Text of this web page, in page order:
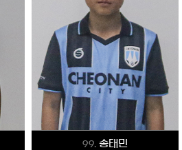
99. 송태민